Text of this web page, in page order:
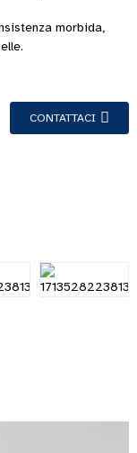
morbida,
CONTATTACI